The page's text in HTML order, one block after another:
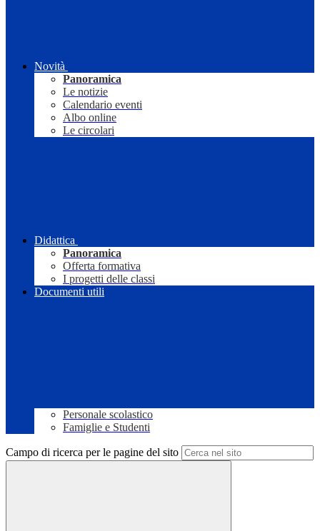
Novità
Panoramica
Le notizie
Calendario eventi
Albo online
Le circolari
Didattica
Panoramica
Offerta formativa
I progetti delle classi
Documenti utili
Personale scolastico
Famiglie e Studenti
Campo di ricerca per le pagine del sito